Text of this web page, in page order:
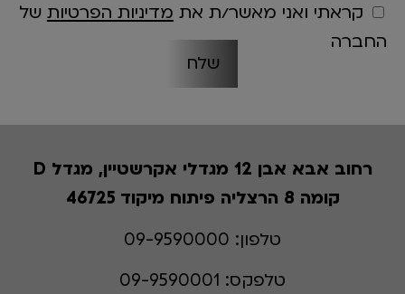
קראתי ואני מאשר/ת את מדיניות הפרטיות של
החברה
טלפון:
טלפקס:
רחוב אבא אבן 12 מגדלי אקרשטיין, מגדל D
קומה 8 הרצליה פיתוח מיקוד 46725